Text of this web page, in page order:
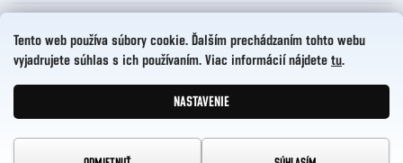
Tento web používa súbory cookie. Ďalším prechádzaním tohto webu
vyjadrujete súhlas s ich používaním. Viac informácií nájdete tu.
NASTAVENIE